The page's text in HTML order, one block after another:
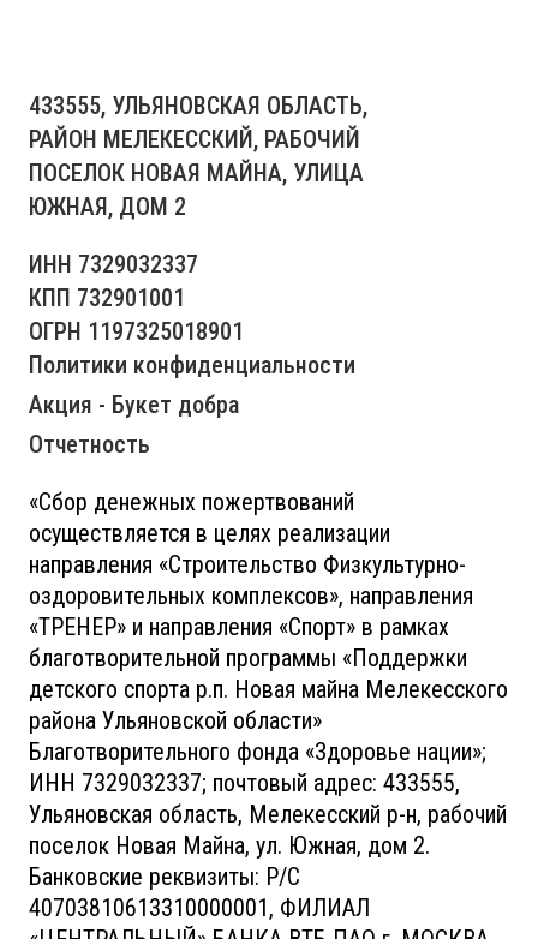
433555, УЛЬЯНОВСКАЯ ОБЛАСТЬ,
РАЙОН МЕЛЕКЕССКИЙ, РАБОЧИЙ
ПОСЕЛОК НОВАЯ МАЙНА, УЛИЦА
ЮЖНАЯ, ДОМ 2
ИНН 7329032337
КПП 732901001
ОГРН 1197325018901
Политики конфиденциальности
Акция - Букет добра
Отчетность
«Сбор денежных пожертвований
осуществляется в целях реализации
направления «Строительство Физкультурно-
оздоровительных комплексов», направления
«ТРЕНЕР» и направления «Спорт» в рамках
благотворительной программы «Поддержки
детского спорта р.п. Новая майна Мелекесского
района Ульяновской области»
Благотворительного фонда «Здоровье нации»;
ИНН 7329032337; почтовый адрес: 433555,
Ульяновская область, Мелекесский р-н, рабочий
поселок Новая Майна, ул. Южная, дом 2.
Банковские реквизиты: Р/С
40703810613310000001, ФИЛИАЛ